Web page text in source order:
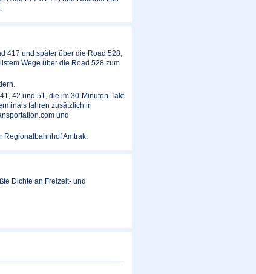
417 und später über die Road 528,
Wege über die Road 528 zum
42 und 51, die im 30-Minuten-Takt
fahren zusätzlich in
und
Amtrak.
Dichte an Freizeit- und